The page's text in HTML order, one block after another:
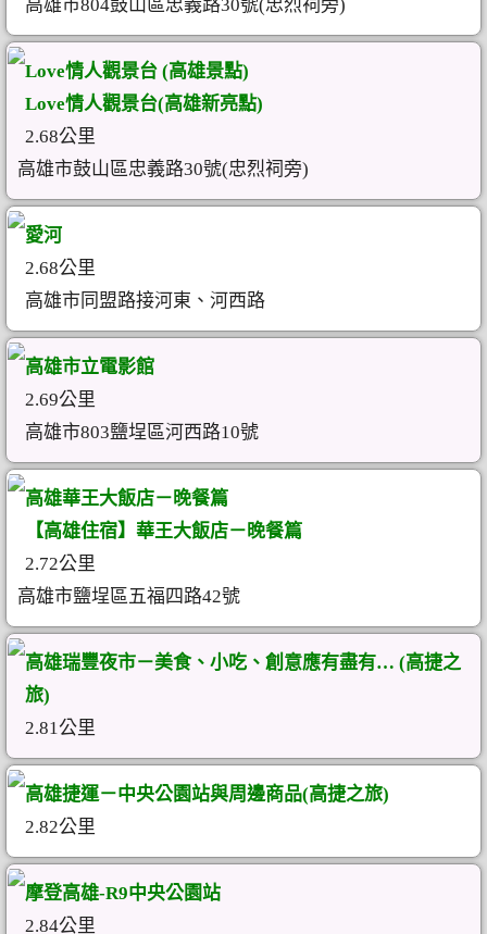
高雄市804鼓山區忠義路30號(忠烈祠旁)
Love情人觀景台 (高雄景點)
Love情人觀景台(高雄新亮點)
2.68公里
高雄市鼓山區忠義路30號(忠烈祠旁)
愛河
2.68公里
高雄市同盟路接河東、河西路
高雄市立電影館
2.69公里
高雄市803鹽埕區河西路10號
高雄華王大飯店－晚餐篇
【高雄住宿】華王大飯店－晚餐篇
2.72公里
高雄市鹽埕區五福四路42號
高雄瑞豐夜市－美食、小吃、創意應有盡有… (高捷之
旅)
2.81公里
高雄捷運－中央公園站與周邊商品(高捷之旅)
2.82公里
摩登高雄-R9中央公園站
2.84公里